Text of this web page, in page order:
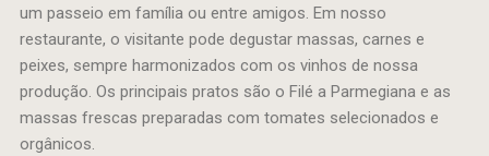
um passeio em família ou entre amigos. Em nosso
restaurante, o visitante pode degustar massas, carnes e
peixes, sempre harmonizados com os vinhos de nossa
produção. Os principais pratos são o Filé a Parmegiana e as
massas frescas preparadas com tomates selecionados e
orgânicos.